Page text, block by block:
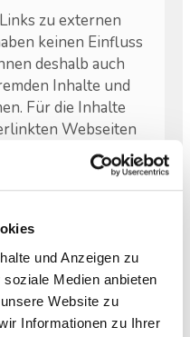
und Anzeigen zu
Medien anbieten
Website zu
Informationen zu Ihrer
zu externen
keinen Einfluss
deshalb auch
Inhalte und
Für die Inhalte
Webseiten
der Seiten
der Inhalte und
Zum Zeitpunkt
diesem Zeitpunkt
und
konkrete
ist